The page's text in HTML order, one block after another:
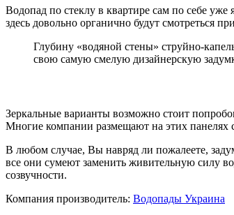
Водопад по стеклу в квартире сам по себе
здесь довольно органично будут смотреться
Глубину «водяной стены» струйно-
свою самую смелую дизайнерскую
Зеркальные варианты возможно стоит
Многие компании размещают на этих панелях
В любом случае, Вы навряд ли пожалеете,
все они сумеют заменить живительную силу
созвучности.
Компания производитель: Водопады Украина